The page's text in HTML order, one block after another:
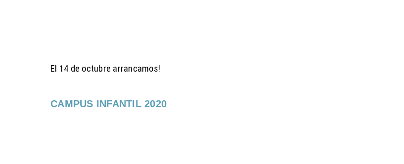
El 14 de octubre arrancamos!
CAMPUS INFANTIL 2020